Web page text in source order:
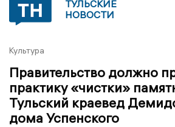
ТУЛЬСКИЕ
НОВОСТИ
Культура
Правительство должно
практику «чистки»
Тульский краевед
дома Успенского